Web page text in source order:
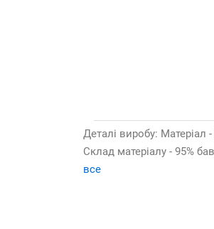
Деталі виробу:
Склад матеріалу - 95%
все